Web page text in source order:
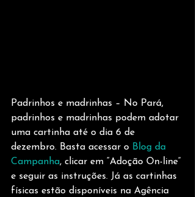
Padrinhos e madrinhas – No Pará,
padrinhos e madrinhas podem adotar
uma cartinha até o dia 6 de
dezembro. Basta acessar o Blog da
Campanha, clicar em “Adoção On-line”
e seguir as instruções. Já as cartinhas
físicas estão disponíveis na Agência